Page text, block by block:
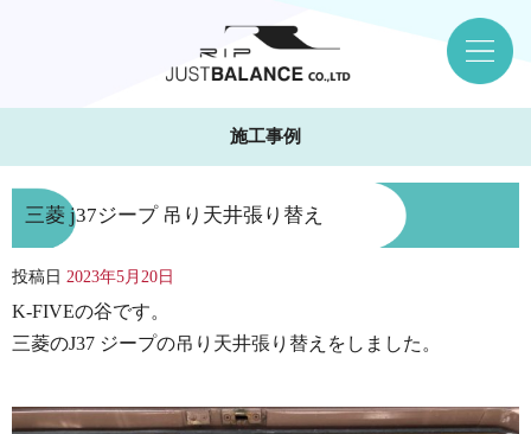
施工事例
三菱 j37ジープ 吊り天井張り替え
投稿日 2023年5月20日
K-FIVEの谷です。
三菱のJ37 ジープの吊り天井張り替えをしました。